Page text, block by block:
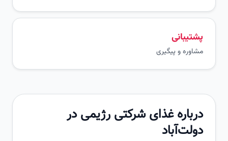
پشتیبانی
مشاوره و پیگیری
درباره غذای شرکتی رژیمی در
دولت‌آباد